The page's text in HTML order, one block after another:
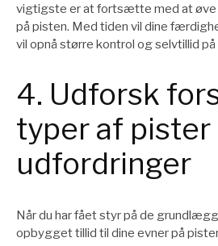
vigtigste er at fortsætte med at øve
på pisten. Med tiden vil dine
vil opnå større kontrol og selvtillid på
4. Udforsk
typer af pister
udfordringer
Når du har fået styr på de
opbygget tillid til dine evner på